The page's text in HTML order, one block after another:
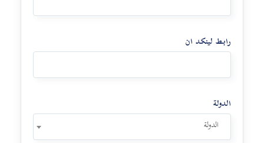
رابط لينكد ان
الدولة
الدولة